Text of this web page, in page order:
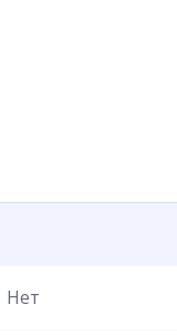
Нет